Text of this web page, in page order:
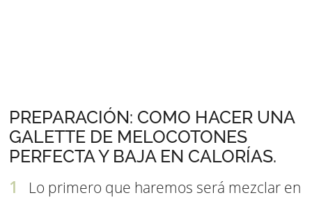
PREPARACIÓN: COMO HACER UNA
GALETTE DE MELOCOTONES
PERFECTA Y BAJA EN CALORÍAS.
Lo primero que haremos será mezclar en